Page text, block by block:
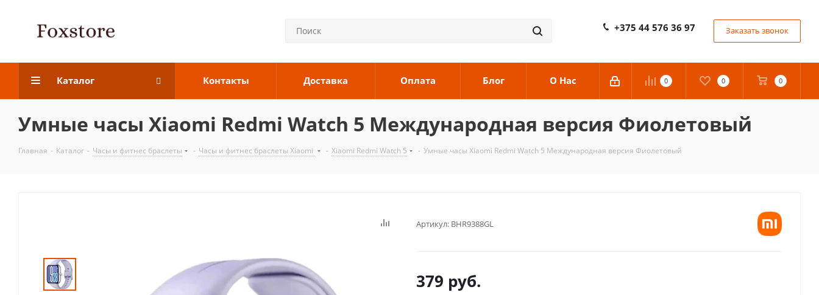
+375 44 576 36 97 Заказать звонок
0 0 0
Каталог Контакты Доставка Оплата Блог О Нас
Умные часы Xiaomi Redmi Watch 5 Международная версия Фиолетовый
Главная - Каталог - Часы и фитнес браслеты - Часы и фитнес браслеты Xiaomi - Xiaomi Redmi Watch 5 - Умные часы Xiaomi Redmi Watch 5 Международная версия Фиолетовый
Артикул: BHR9388GL
379 руб.